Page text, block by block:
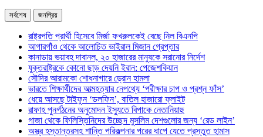
সর্বশেষ জনপ্রিয়
রাষ্ট্রপতি প্রার্থী হিসেবে মির্জা ফখরুলকেই বেছে নিল বিএনপি
আগারগাঁও থেকে আলোচিত ভাইরাল মিজান গ্রেপ্তার
কানাডায় ভয়াবহ দাবানল, ২০ হাজারের মানুষকে সরানোর নির্দেশ
যুক্তরাষ্ট্রকে কোনো ছাড় দেয়নি ইরান: পেজেশকিয়ান
সৌদির আরামকো শোধনাগারে ড্রোন হামলা
ভারতে শিক্ষার্থীদের আত্মহত্যার নেপথ্যে ‘পরীক্ষার চাপ ও প্রশ্ন ফাঁস’
ধেয়ে আসছে টাইফুন ‘ডলফিন’, বাতিল হাজারো ফ্লাইট
রাফাহ পুনর্গঠনের অনুমোদন ইস্যুতে বিপাকে নেতানিয়াহু
গাজা থেকে ফিলিস্তিনিদের উচ্ছেদ মুসলিম দেশগুলোর জন্য ‘রেড লাইন’
অস্ত্র হস্তান্তরসহ শান্তি পরিকল্পনার পরের ধাপে যেতে প্রস্তুত হামাস